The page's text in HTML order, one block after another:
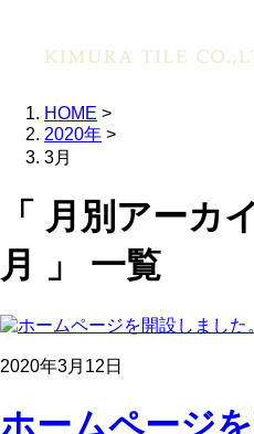
HOME >
2020年 >
3月
「 月別アーカ
月 」 一覧
2020年3月12日
ホームページ